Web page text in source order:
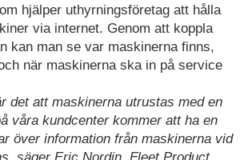
hjälper uthyrningsföretag att hålla
via internet. Genom att koppla
kan man se var maskinerna finns,
när maskinerna ska in på service
det att maskinerna utrustas med en
våra kundcenter kommer att ha en
över information från maskinerna vid